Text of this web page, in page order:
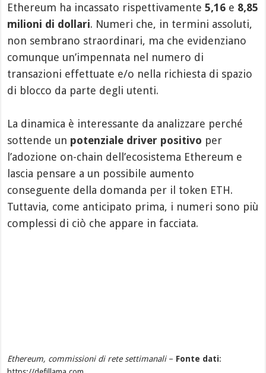
Ethereum ha incassato rispettivamente5,16 e 8,85
milioni di dollari. Numeri che, in termini assoluti,
non sembrano straordinari, ma che evidenziano
comunque un’impennata nel numero di
transazioni effettuate e/o nella richiesta di spazio
di blocco da parte degli utenti.
La dinamica è interessante da analizzare perché
sottende un potenziale driver positivo per
l’adozione on-chain dell’ecosistema Ethereum e
lascia pensare a un possibile aumento
conseguente della domanda per il token ETH.
Tuttavia, come anticipato prima, i numeri sono più
complessi di ciò che appare in facciata.
Ethereum, commissioni di rete settimanali – Fonte dati: